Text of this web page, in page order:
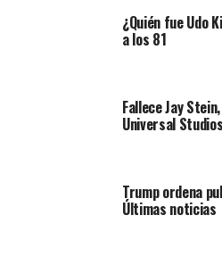
¿Quién fue Udo
a los 81
Fallece Jay
Universal Studios
Trump ordena
Últimas noticias